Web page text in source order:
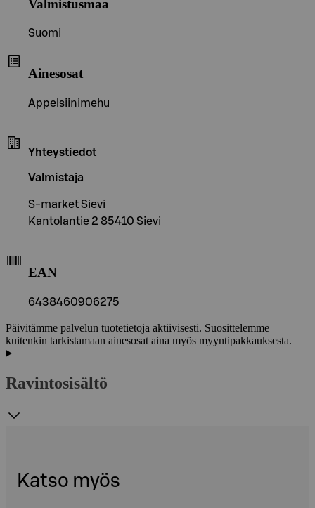
Valmistusmaa
Suomi
Ainesosat
Appelsiinimehu
Yhteystiedot
Valmistaja
S-market Sievi
Kantolantie 2 85410 Sievi
EAN
6438460906275
Päivitämme palvelun tuotetietoja aktiivisesti. Suosittelemme
kuitenkin tarkistamaan ainesosat aina myös myyntipakkauksesta.
Ravintosisältö
Katso myös